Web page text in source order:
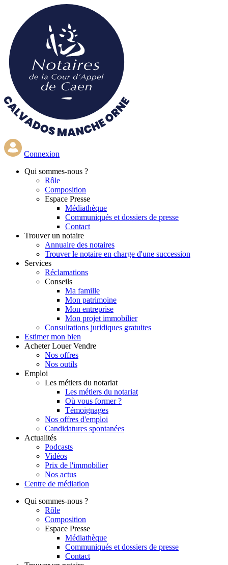
contenu
principal
Connexion
Qui sommes-nous ?
Rôle
Composition
Espace Presse
Médiathèque
Communiqués et dossiers de presse
Contact
Trouver un notaire
Annuaire des notaires
Trouver le notaire en charge d'une succession
Services
Réclamations
Conseils
Ma famille
Mon patrimoine
Mon entreprise
Mon projet immobilier
Consultations juridiques gratuites
Estimer mon bien
Acheter Louer Vendre
Nos offres
Nos outils
Emploi
Les métiers du notariat
Les métiers du notariat
Où vous former ?
Témoignages
Nos offres d'emploi
Candidatures spontanées
Actualités
Podcasts
Vidéos
Prix de l'immobilier
Nos actus
Centre de médiation
Qui sommes-nous ?
Rôle
Composition
Espace Presse
Médiathèque
Communiqués et dossiers de presse
Contact